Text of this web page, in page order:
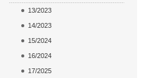
13/2023
14/2023
15/2024
16/2024
17/2025